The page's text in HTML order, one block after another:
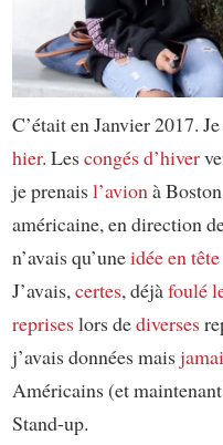
C’était en Janvier 2017.
hier. Lescongés d’hiver
je prenaisl’avionà
américaine, en direction
n’avais qu’uneidée en tête
J’avais,certes, déjàfoulé
repriseslors dediverses
j’avais données mais
Américains (et
Stand-up.